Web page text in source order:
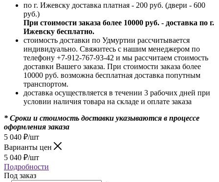
по г. Ижевску доставка платная - 200 руб. (двери - 600
руб.)
При стоимости заказа более 10000 руб. - доставка по г.
Ижевску бесплатно.
стоимость доставки по Удмуртии рассчитывается
индивидуально. Свяжитесь с нашим менеджером по
телефону +7-912-767-93-42 и мы рассчитаем стоимость
доставки Вашего заказа. При стоимости заказа более
10000 руб. возможна бесплатная доставка попутным
транспортом.
доставка осуществляется в течении 3 рабочих дней при
условии наличия товара на складе и оплате заказа
* Сроки и стоимость доставки указываются в процессе
оформления заказа
5 040 ₽/шт
Варианты цен
5 040 ₽/шт
Подробности
Под заказ